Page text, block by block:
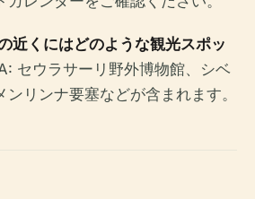
近くにはどのような観光スポッ
セウラサーリ野外博物館、シベ
ンリンナ要塞などが含まれます。